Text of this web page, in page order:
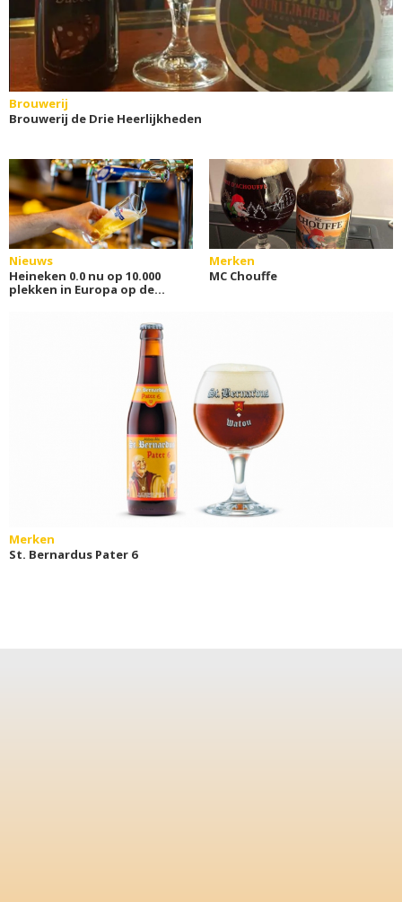
Brouwerij
Brouwerij de Drie Heerlijkheden
Nieuws
Heineken 0.0 nu op 10.000
plekken in Europa op de
Merken
MC Chouffe
Merken
St. Bernardus Pater 6